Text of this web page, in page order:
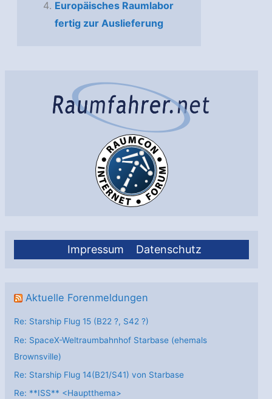
Impressum Datenschutz
Aktuelle Forenmeldungen
Re: Starship Flug 15 (B22 ?, S42 ?)
Re: SpaceX-Weltraumbahnhof Starbase (ehemals
Brownsville)
Re: Starship Flug 14(B21/S41) von Starbase
Re: **ISS** <Hauptthema>
Europäisches Raumlabor
fertig zur Auslieferung